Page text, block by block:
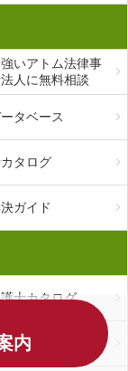
内
いアトム法律事
人に無料相談
タベース
タログ
ガイド
士カタログ